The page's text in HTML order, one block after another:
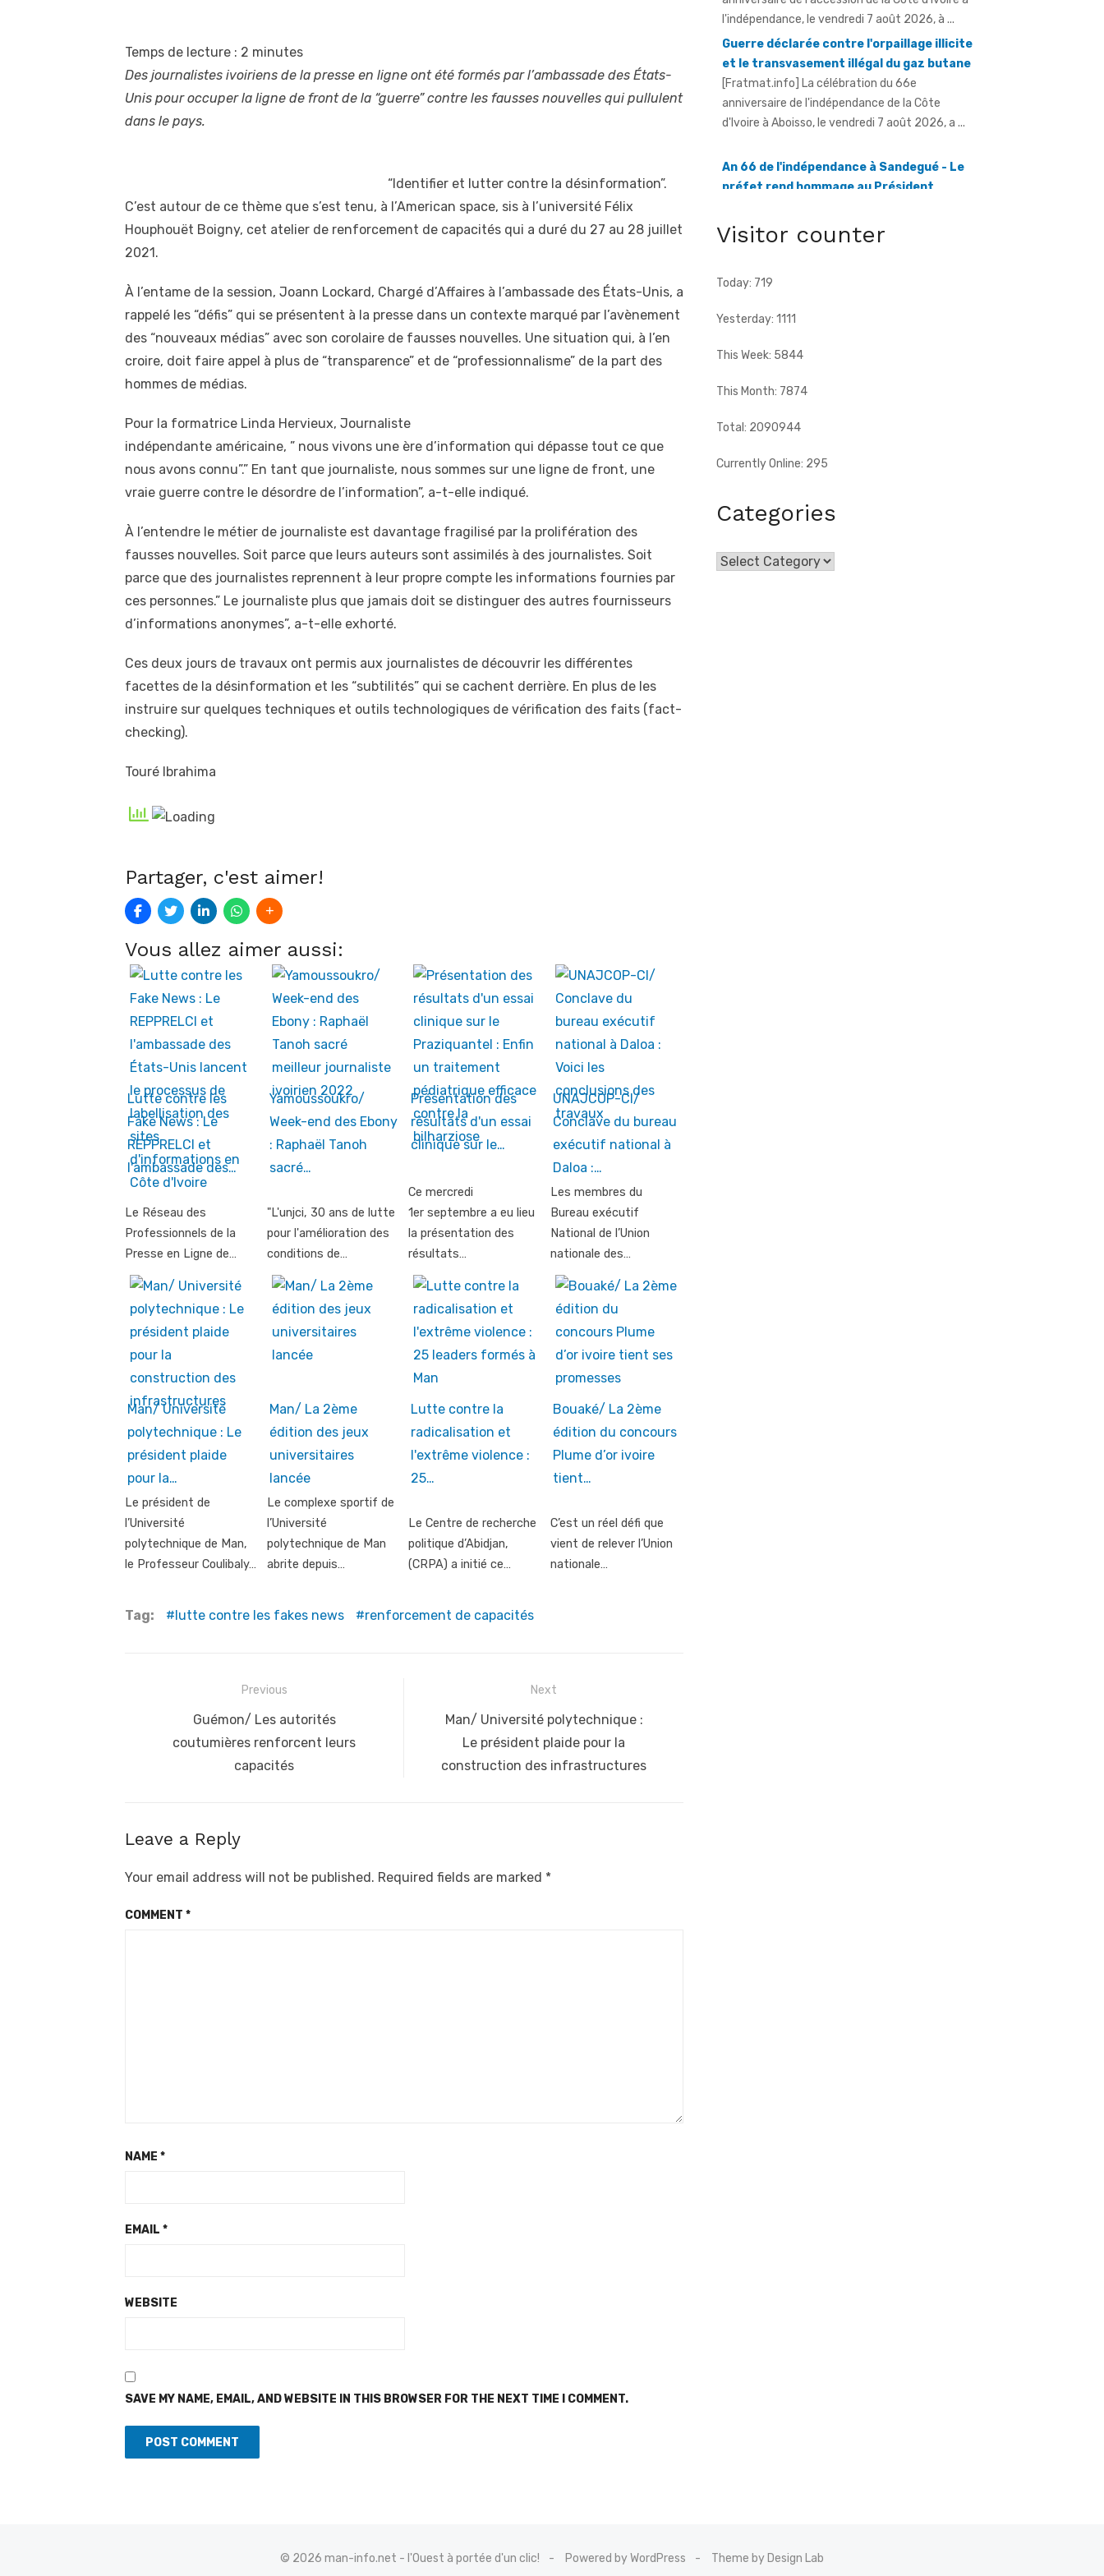
Temps de lecture : 2 minutes
Des journalistes ivoiriens de la presse en ligne ont été formés par l’ambassade des États-
Unis pour occuper la ligne de front de la “guerre” contre les fausses nouvelles qui pullulent
dans le pays.
“Identifier et lutter contre la désinformation”.
C’est autour de ce thème que s’est tenu, à l’American space, sis à l’université Félix
Houphouët Boigny, cet atelier de renforcement de capacités qui a duré du 27 au 28 juillet
2021.
À l’entame de la session, Joann Lockard, Chargé d’Affaires à l’ambassade des États-Unis, a
rappelé les “défis” qui se présentent à la presse dans un contexte marqué par l’avènement
des “nouveaux médias” avec son corolaire de fausses nouvelles. Une situation qui, à l’en
croire, doit faire appel à plus de “transparence” et de “professionnalisme” de la part des
hommes de médias.
Pour la formatrice Linda Hervieux, Journaliste
indépendante américaine, ” nous vivons une ère d’information qui dépasse tout ce que
nous avons connu”.” En tant que journaliste, nous sommes sur une ligne de front, une
vraie guerre contre le désordre de l’information”, a-t-elle indiqué.
À l’entendre le métier de journaliste est davantage fragilisé par la prolifération des
fausses nouvelles. Soit parce que leurs auteurs sont assimilés à des journalistes. Soit
parce que des journalistes reprennent à leur propre compte les informations fournies par
ces personnes.” Le journaliste plus que jamais doit se distinguer des autres fournisseurs
d’informations anonymes”, a-t-elle exhorté.
Ces deux jours de travaux ont permis aux journalistes de découvrir les différentes
facettes de la désinformation et les “subtilités” qui se cachent derrière. En plus de les
instruire sur quelques techniques et outils technologiques de vérification des faits (fact-
checking).
Touré Ibrahima
Partager, c'est aimer!
Vous allez aimer aussi:
Lutte contre les
Fake News : Le
REPPRELCI et
l'ambassade des…
Le Réseau des
Professionnels de la
Presse en Ligne de…
Yamoussoukro/
Week-end des Ebony
: Raphaël Tanoh
sacré…
"L'unjci, 30 ans de lutte
pour l'amélioration des
conditions de…
Présentation des
résultats d'un essai
clinique sur le…
Ce mercredi
1er septembre a eu lieu
la présentation des
résultats…
UNAJCOP-CI/
Conclave du bureau
exécutif national à
Daloa :…
Les membres du
Bureau exécutif
National de l’Union
nationale des…
Man/ Université
polytechnique : Le
président plaide
pour la…
Le président de
l’Université
polytechnique de Man,
le Professeur Coulibaly…
Man/ La 2ème
édition des jeux
universitaires
lancée
Le complexe sportif de
l’Université
polytechnique de Man
abrite depuis…
Lutte contre la
radicalisation et
l'extrême violence :
25…
Le Centre de recherche
politique d’Abidjan,
(CRPA) a initié ce…
Bouaké/ La 2ème
édition du concours
Plume d’or ivoire
tient…
C’est un réel défi que
vient de relever l’Union
nationale…
Tag: lutte contre les fakes news renforcement de capacités
navigation
Previous
Previous
post:
Guémon/ Les autorités
coutumières renforcent leurs
capacités
Next
Next
post:
Man/ Université polytechnique :
Le président plaide pour la
construction des infrastructures
Leave a Reply
Your email address will not be published. Required fields are marked *
COMMENT *
NAME *
EMAIL *
WEBSITE
SAVE MY NAME, EMAIL, AND WEBSITE IN THIS BROWSER FOR THE NEXT TIME I COMMENT.
et le transvasement illégal du gaz butane
anniversaire de l'indépendance de la Côte
d'Ivoire à Aboisso, le vendredi 7 août 2026, a ...
An 66 de l'indépendance à Sandegué - Le
[Fratmat.info] La ville de Sandegué, dans la
Visitor counter
Today: 719
Yesterday: 1111
This Week: 5844
This Month: 7874
Total: 2090944
Currently Online: 295
Categories
Categories
© 2026 man-info.net - l'Ouest à portée d'un clic! Powered by WordPress Theme by Design Lab